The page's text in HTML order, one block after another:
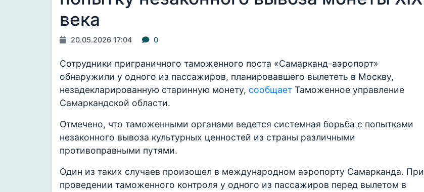
века
20.05.2026 17:04 0
Сотрудники приграничного таможенного поста «Самарканд-аэропорт»
обнаружили у одного из пассажиров, планировавшего вылететь в Москву,
незадекларированную старинную монету, сообщает Таможенное управление
Самаркандской области.
Отмечено, что таможенными органами ведется системная борьба с попытками
незаконного вывоза культурных ценностей из страны различными
противоправными путями.
Один из таких случаев произошел в международном аэропорту Самарканда. При
проведении таможенного контроля у одного из пассажиров перед вылетом в